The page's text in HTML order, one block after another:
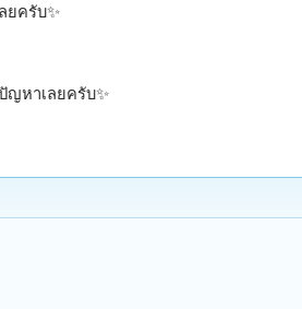
ยครับ✨️
ญหาเลยครับ✨️